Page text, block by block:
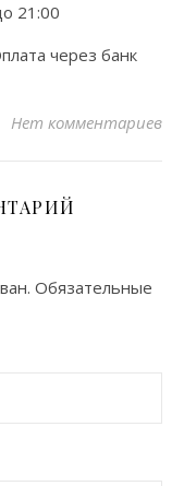
21:00
через банк
Нет комментариев
Обязательные